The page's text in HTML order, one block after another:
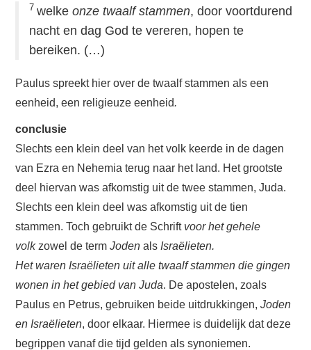
7welkeonze twaalf stammen, door voortdurend
nacht en dag God te vereren, hopen te
bereiken. (…)
Paulus spreekt hier over de twaalf stammen als een
eenheid, een religieuze eenheid.
conclusie
Slechts een klein deel van het volk keerde in de dagen
van Ezra en Nehemia terug naar het land. Het grootste
deel hiervan was afkomstig uit de twee stammen, Juda.
Slechts een klein deel was afkomstig uit de tien
stammen. Toch gebruikt de Schrift voor het gehele
volkzowel de termJodenals Israëlieten.
Het waren Israëlieten uit alle twaalf stammen die gingen
wonen in het gebied van Juda. De apostelen, zoals
Paulus en Petrus, gebruiken beide uitdrukkingen,Joden
en Israëlieten, door elkaar. Hiermee is duidelijk dat deze
begrippen vanaf die tijd gelden als synoniemen.